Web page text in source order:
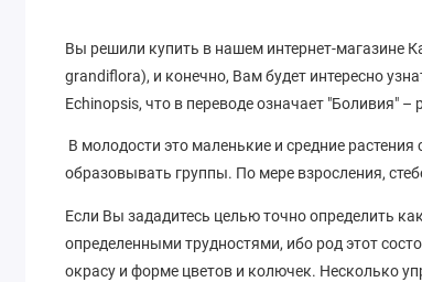
Вы решили купить в нашем интернет-магазине
grandiflora), и конечно, Вам будет интересно
Echinopsis, что в переводе означает "Боливия"
В молодости это маленькие и средние
образовывать группы. По мере взросления,
Если Вы зададитесь целью точно определить
определенными трудностями, ибо род этот
окрасу и форме цветов и колючек. Несколько